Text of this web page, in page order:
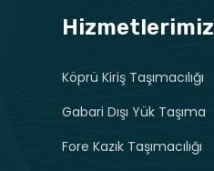
Hizmetlerimiz
Köprü Kiriş Taşımacılığı
Gabari Dışı Yük Taşıma
Fore Kazık Taşımacılığı